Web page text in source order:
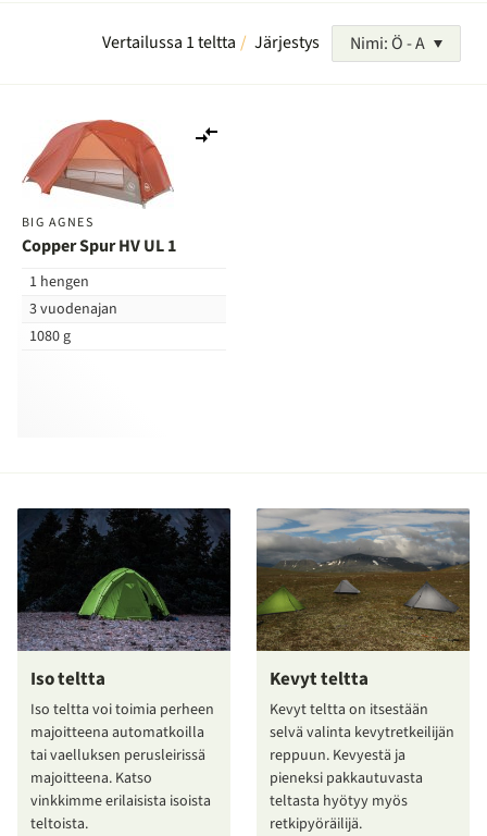
Vertailussa 1 teltta Järjestys Nimi: Ö - A
BIG AGNES
Copper Spur HV UL 1
1 hengen
3 vuodenajan
1080 g
Iso teltta
Iso teltta voi toimia perheen
majoitteena automatkoilla
tai vaelluksen perusleirissä
majoitteena. Katso
vinkkimme erilaisista isoista
teltoista.
Kevyt teltta
Kevyt teltta on itsestään
selvä valinta kevytretkeilijän
reppuun. Kevyestä ja
pieneksi pakkautuvasta
teltasta hyötyy myös
retkipyöräilijä.